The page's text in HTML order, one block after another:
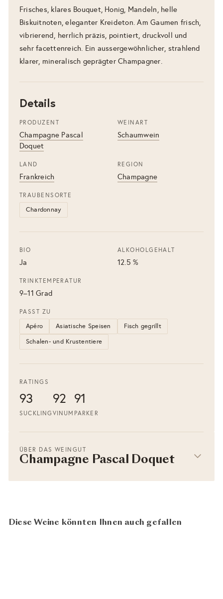
Frisches, klares Bouquet, Honig, Mandeln, helle
Biskuitnoten, eleganter Kreideton. Am Gaumen frisch,
vibrierend, herrlich präzis, pointiert, druckvoll und
sehr facettenreich. Ein aussergewöhnlicher, strahlend
klarer, mineralisch geprägter Champagner.
Details
PRODUZENT
Champagne Pascal
Doquet
WEINART
Schaumwein
LAND
Frankreich
REGION
Champagne
TRAUBENSORTE
Chardonnay
BIO
Ja
ALKOHOLGEHALT
12.5 %
TRINKTEMPERATUR
9–11 Grad
PASST ZU
Apéro Asiatische Speisen
Fisch gegrillt
Schalen- und Krustentiere
RATINGS
93
SUCKLING
92
VINUM
91
PARKER
ÜBER DAS WEINGUT
Champagne Pascal Doquet
Diese Weine könnten Ihnen auch gefallen